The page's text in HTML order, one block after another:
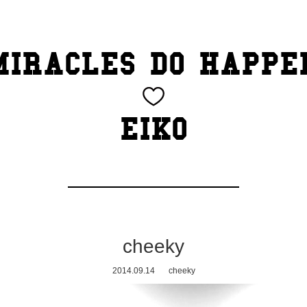
DO
EIKO
cheeky
2014.09.14 cheeky